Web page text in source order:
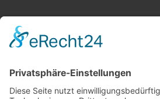
Newsletter